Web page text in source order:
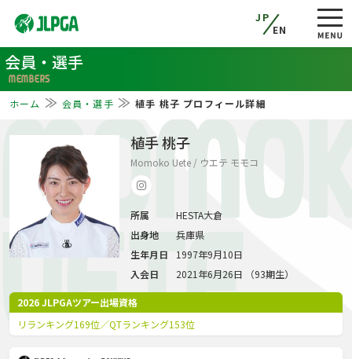
JP
EN
会員・選手
MEMBERS
ホーム 会員・選手 植手 桃子 プロフィール詳細
UETE
植手 桃子
Momoko Uete / ウエテ モモコ
2026 JLPGAツアー出場資格
リランキング169位／QTランキング153位
所属
HESTA大倉
出身地
兵庫県
生年月日
1997年9月10日
入会日
2021年6月26日 （93期生）